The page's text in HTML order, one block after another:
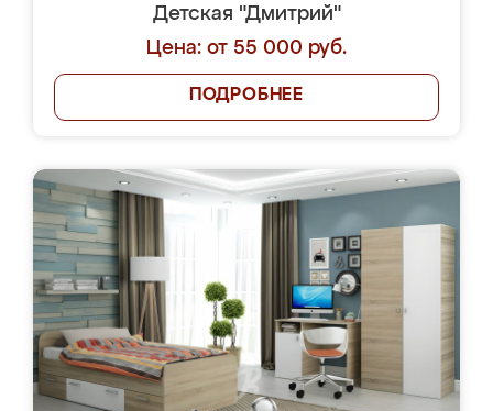
Детская "Дмитрий"
Цена: от 55 000 руб.
ПОДРОБНЕЕ